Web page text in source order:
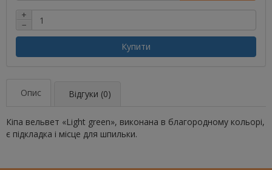
+
−
Купити
Опис Відгуки (0)
Кіпа вельвет «Light green», виконана в благородному кольорі,
є підкладка і місце для шпильки.